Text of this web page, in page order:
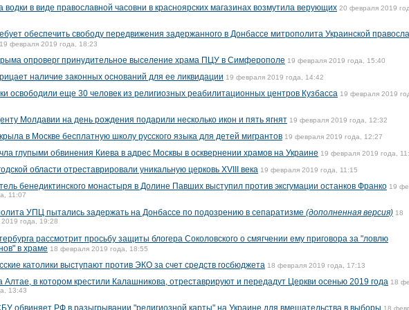
водки в виде православной часовни в красноярских магазинах возмутила верующих 20 февраля 2019
обеспечить свободу передвижения задержанного в Донбассе митрополита Украинской
19 февраля 2019 года, 18:23
опроверг принудительное выселение храма ПЦУ в Симферополе 19 февраля 2019 года, 15:40
наличие законных оснований для ее ликвидации 19 февраля 2019 года, 14:42
освободили еще 30 человек из религиозных реабилитационных центров Кузбасса 19 февраля 2019
Молдавии на день рождения подарили несколько икон и пять ягнят 19 февраля 2019 года, 12:32
в Москве бесплатную школу русского языка для детей мигрантов 19 февраля 2019 года, 12:27
глупыми обвинения Киева в адрес Москвы в осквернении храмов на Украине 19 февраля 2019 года,
области отреставрировали уникальную церковь XVIII века 19 февраля 2019 года, 11:15
бенедиктинского монастыря в Долине Павших выступил против эксгумации останков Франко 19
11:07
УПЦ пытались задержать на Донбассе по подозрению в сепаратизме (дополненная версия) 18
года, 19:28
рассмотрит просьбу защиты блогера Соколовского о смягчении ему приговора за "ловлю
в храме 18 февраля 2019 года, 18:55
католики выступают против ЭКО за счет средств госбюджета 18 февраля 2019 года, 17:13
Алтае, в котором крестили Калашникова, отреставрируют и передадут Церкви осенью 2019 года 18
13:43
обвиняет РФ в разыгрывании "религиозной карты" на Украине для вмешательства в выборы 18